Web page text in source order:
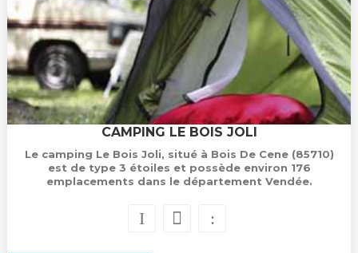
CAMPING LE BOIS JOLI
Le camping Le Bois Joli, situé à Bois De Cene (85710)
est de type 3 étoiles et possède environ 176
emplacements dans le département Vendée.